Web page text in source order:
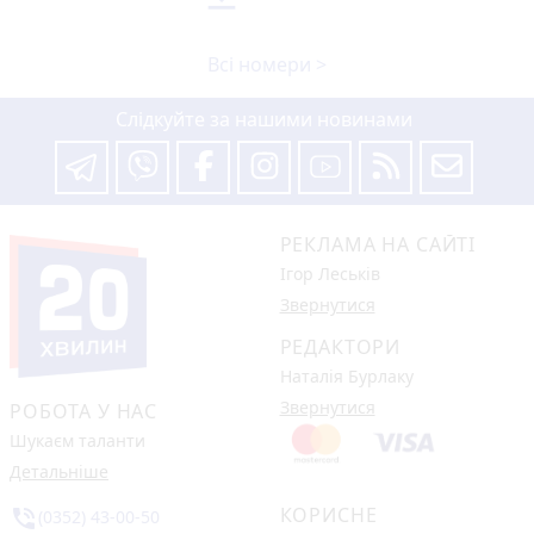
РОБОТА У НАС
Шукаєм таланти
Детальніше
РЕКЛАМА НА САЙТІ
Ігор Леськів
Звернутися
РЕДАКТОРИ
Наталія Бурлаку
Звернутися
КОРИСНЕ